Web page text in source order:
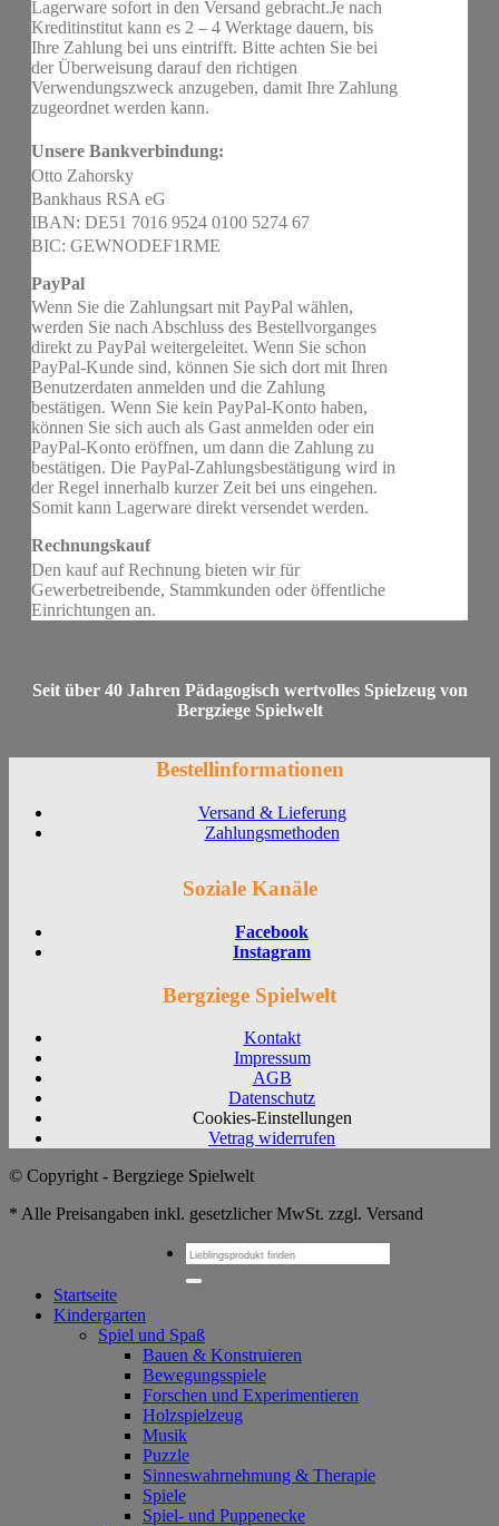
Lagerware sofort in den Versand gebracht.Je nach
Kreditinstitut kann es 2 – 4 Werktage dauern, bis
Ihre Zahlung bei uns eintrifft. Bitte achten Sie bei
der Überweisung darauf den richtigen
Verwendungszweck anzugeben, damit Ihre Zahlung
zugeordnet werden kann.
Unsere Bankverbindung:
Otto Zahorsky
Bankhaus RSA eG
IBAN: DE51 7016 9524 0100 5274 67
BIC: GEWNODEF1RME
PayPal
Wenn Sie die Zahlungsart mit PayPal wählen,
werden Sie nach Abschluss des Bestellvorganges
direkt zu PayPal weitergeleitet. Wenn Sie schon
PayPal-Kunde sind, können Sie sich dort mit Ihren
Benutzerdaten anmelden und die Zahlung
bestätigen. Wenn Sie kein PayPal-Konto haben,
können Sie sich auch als Gast anmelden oder ein
PayPal-Konto eröffnen, um dann die Zahlung zu
bestätigen. Die PayPal-Zahlungsbestätigung wird in
der Regel innerhalb kurzer Zeit bei uns eingehen.
Somit kann Lagerware direkt versendet werden.
Rechnungskauf
Den kauf auf Rechnung bieten wir für
Gewerbetreibende, Stammkunden oder öffentliche
Einrichtungen an.
Seit über 40 Jahren Pädagogisch wertvolles Spielzeug von
Bergziege Spielwelt
Bestellinformationen
Versand & Lieferung
Zahlungsmethoden
Soziale Kanäle
Facebook
Instagram
Bergziege Spielwelt
Kontakt
Impressum
AGB
Datenschutz
Cookies-Einstellungen
Vetrag widerrufen
© Copyright - Bergziege Spielwelt
* Alle Preisangaben inkl. gesetzlicher MwSt. zzgl. Versand
Suchen
nach:
Startseite
Kindergarten
Spiel und Spaß
Bauen & Konstruieren
Bewegungsspiele
Forschen und Experimentieren
Holzspielzeug
Musik
Puzzle
Sinneswahrnehmung & Therapie
Spiele
Spiel- und Puppenecke